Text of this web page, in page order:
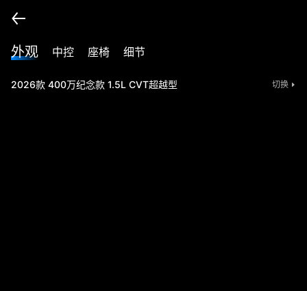
外观 中控 座椅 细节
2026款 400万纪念款 1.5L CVT超越型 切换